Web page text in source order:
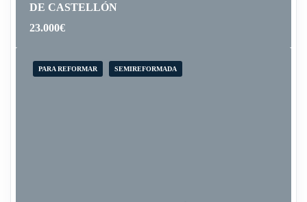
DE CASTELLÓN
23.000€
PARA REFORMAR SEMIREFORMADA